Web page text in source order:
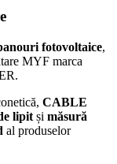
fotovoltaice,
MYF marca
CABLE
lipit și măsură
al produselor